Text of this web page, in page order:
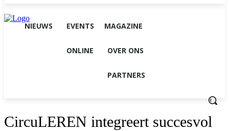
NIEUWS EVENTS MAGAZINE
ONLINE OVER ONS
PARTNERS
CircuLEREN integreert succesvol